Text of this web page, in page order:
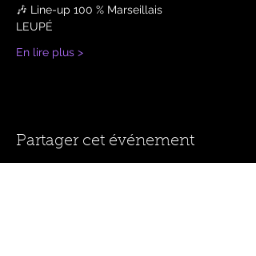
🎶 Line-up 100 % Marseillais
LEUPÉ
En lire plus >
Partager cet événement